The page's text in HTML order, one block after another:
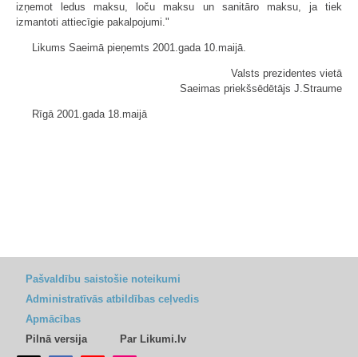
izņemot ledus maksu, loču maksu un sanitāro maksu, ja tiek
izmantoti attiecīgie pakalpojumi."
Likums Saeimā pieņemts 2001.gada 10.maijā.
Valsts prezidentes vietā
Saeimas priekšsēdētājs J.Straume
Rīgā 2001.gada 18.maijā
Pašvaldību saistošie noteikumi
Administratīvās atbildības ceļvedis
Apmācības
Pilnā versija
Par Likumi.lv